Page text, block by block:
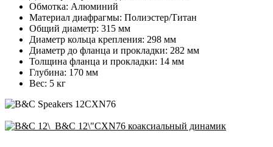
Обмотка: Алюминий
Материал диафрагмы: Полиэстер/Титан
Общий диаметр: 315 мм
Диаметр кольца крепления: 298 мм
Диаметр до фланца и прокладки: 282 мм
Толщина фланца и прокладки: 14 мм
Глубина: 170 мм
Вес: 5 кг
B&C 12\"CXN76 коаксиальный динамик